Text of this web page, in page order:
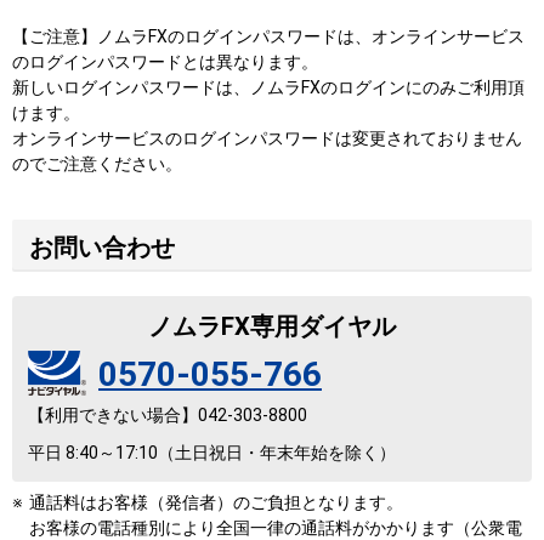
【ご注意】ノムラFXのログインパスワードは、オンラインサービス
のログインパスワードとは異なります。
新しいログインパスワードは、ノムラFXのログインにのみご利用頂
けます。
オンラインサービスのログインパスワードは変更されておりません
のでご注意ください。
お問い合わせ
ノムラFX専用ダイヤル
0570-055-766
【利用できない場合】042-303-8800
平日 8:40～17:10 （土日祝日・年末年始を除く）
通話料はお客様（発信者）のご負担となります。
お客様の電話種別により全国一律の通話料がかかります（公衆電